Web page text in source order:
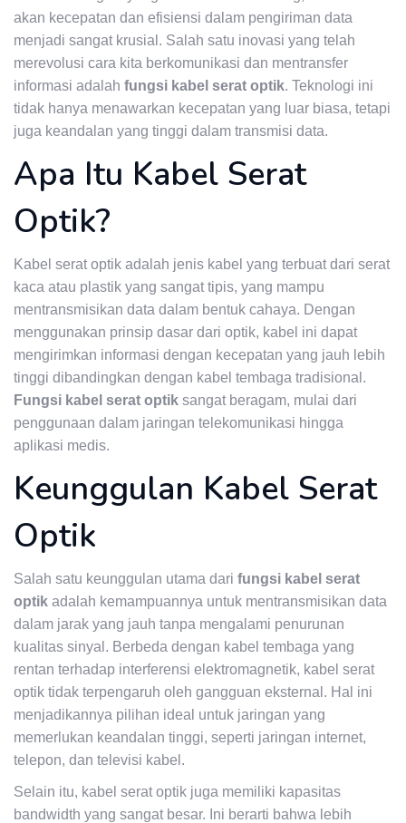
akan kecepatan dan efisiensi dalam pengiriman data
menjadi sangat krusial. Salah satu inovasi yang telah
merevolusi cara kita berkomunikasi dan mentransfer
informasi adalah fungsi kabel serat optik. Teknologi ini
tidak hanya menawarkan kecepatan yang luar biasa, tetapi
juga keandalan yang tinggi dalam transmisi data.
Apa Itu Kabel Serat
Optik?
Kabel serat optik adalah jenis kabel yang terbuat dari serat
kaca atau plastik yang sangat tipis, yang mampu
mentransmisikan data dalam bentuk cahaya. Dengan
menggunakan prinsip dasar dari optik, kabel ini dapat
mengirimkan informasi dengan kecepatan yang jauh lebih
tinggi dibandingkan dengan kabel tembaga tradisional.
Fungsi kabel serat optik sangat beragam, mulai dari
penggunaan dalam jaringan telekomunikasi hingga
aplikasi medis.
Keunggulan Kabel Serat
Optik
Salah satu keunggulan utama dari fungsi kabel serat
optik adalah kemampuannya untuk mentransmisikan data
dalam jarak yang jauh tanpa mengalami penurunan
kualitas sinyal. Berbeda dengan kabel tembaga yang
rentan terhadap interferensi elektromagnetik, kabel serat
optik tidak terpengaruh oleh gangguan eksternal. Hal ini
menjadikannya pilihan ideal untuk jaringan yang
memerlukan keandalan tinggi, seperti jaringan internet,
telepon, dan televisi kabel.
Selain itu, kabel serat optik juga memiliki kapasitas
bandwidth yang sangat besar. Ini berarti bahwa lebih